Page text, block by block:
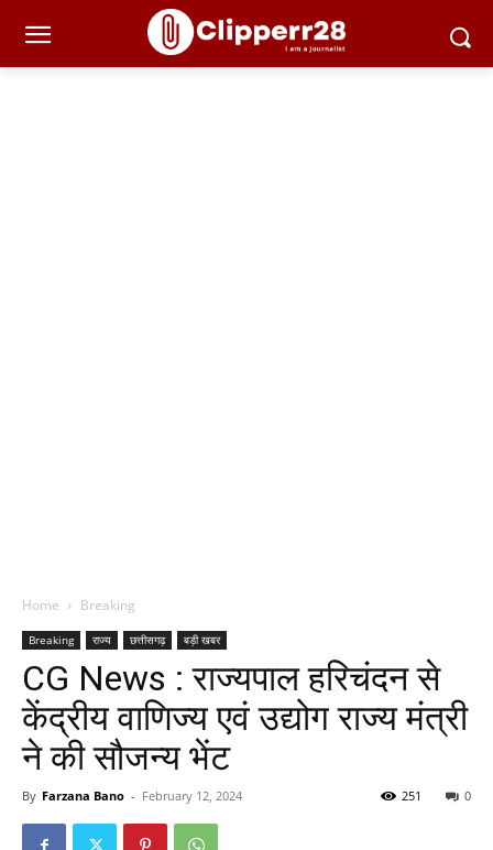
Home Breaking
Breaking राज्य छत्तीसगढ़ बड़ी खबर
CG News : राज्यपाल हरिचंदन से
केंद्रीय वाणिज्य एवं उद्योग राज्य मंत्री
ने की सौजन्य भेंट
By Farzana Bano - February 12, 2024 0
251